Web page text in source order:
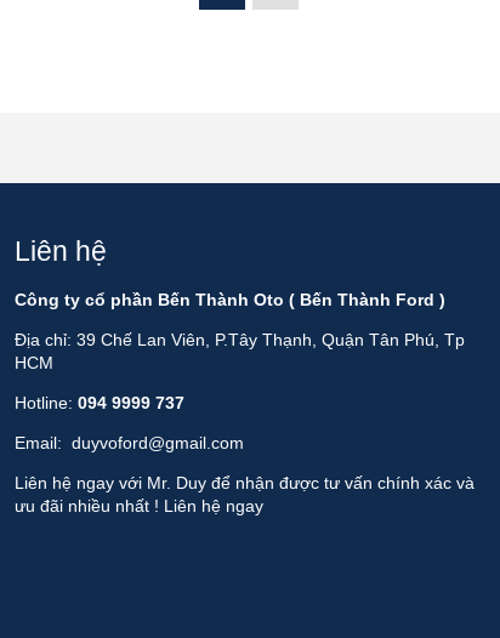
Liên hệ
Công ty cổ phần Bến Thành Oto ( Bến Thành Ford )
Địa chỉ: 39 Chế Lan Viên, P.Tây Thạnh, Quận Tân Phú, Tp
HCM
Hotline: 094 9999 737
Email: duyvoford@gmail.com
Liên hệ ngay với Mr. Duy để nhận được tư vấn chính xác và
ưu đãi nhiều nhất ! Liên hệ ngay